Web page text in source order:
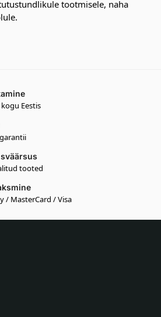
tootmisele, naha
Eestis
tooted
/ MasterCard / Visa